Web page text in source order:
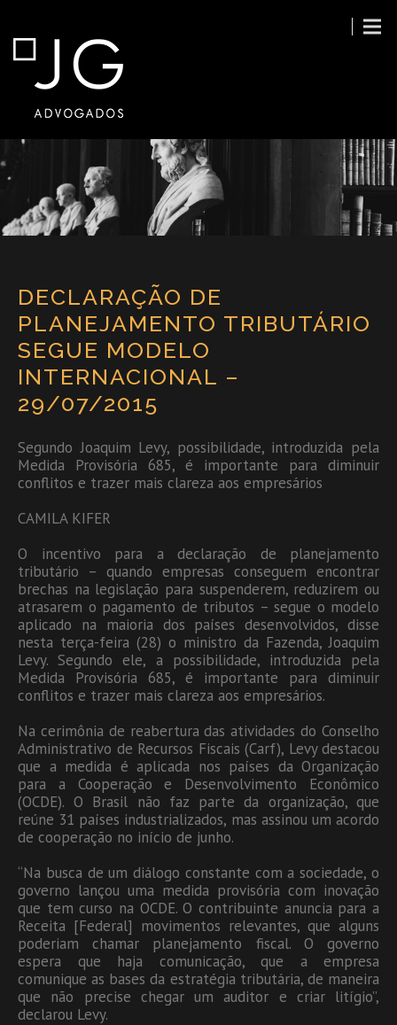
DECLARAÇÃO DE
PLANEJAMENTO TRIBUTÁRIO
SEGUE MODELO
INTERNACIONAL –
29/07/2015
Segundo Joaquim Levy, possibilidade, introduzida pela
Medida Provisória 685, é importante para diminuir
conflitos e trazer mais clareza aos empresários
CAMILA KIFER
O incentivo para a declaração de planejamento
tributário – quando empresas conseguem encontrar
brechas na legislação para suspenderem, reduzirem ou
atrasarem o pagamento de tributos – segue o modelo
aplicado na maioria dos países desenvolvidos, disse
nesta terça-feira (28) o ministro da Fazenda, Joaquim
Levy. Segundo ele, a possibilidade, introduzida pela
Medida Provisória 685, é importante para diminuir
conflitos e trazer mais clareza aos empresários.
Na cerimônia de reabertura das atividades do Conselho
Administrativo de Recursos Fiscais (Carf), Levy destacou
que a medida é aplicada nos países da Organização
para a Cooperação e Desenvolvimento Econômico
(OCDE). O Brasil não faz parte da organização, que
reúne 31 países industrializados, mas assinou um acordo
de cooperação no início de junho.
“Na busca de um diálogo constante com a sociedade, o
governo lançou uma medida provisória com inovação
que tem curso na OCDE. O contribuinte anuncia para a
Receita [Federal] movimentos relevantes, que alguns
poderiam chamar planejamento fiscal. O governo
espera que haja comunicação, que a empresa
comunique as bases da estratégia tributária, de maneira
que não precise chegar um auditor e criar litígio”,
declarou Levy.